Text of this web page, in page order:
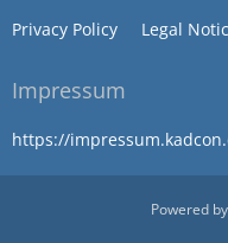
Privacy Policy Legal
Impressum
https://
Powered by